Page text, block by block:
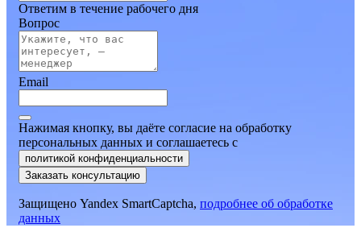
Ответим в течение рабочего дня
Вопрос
Email
Нажимая кнопку, вы даёте согласие на обработку
персональных данных и соглашаетесь c
политикой конфиденциальности
Заказать консультацию
Защищено Yandex SmartCaptcha, подробнее об обработке
данных